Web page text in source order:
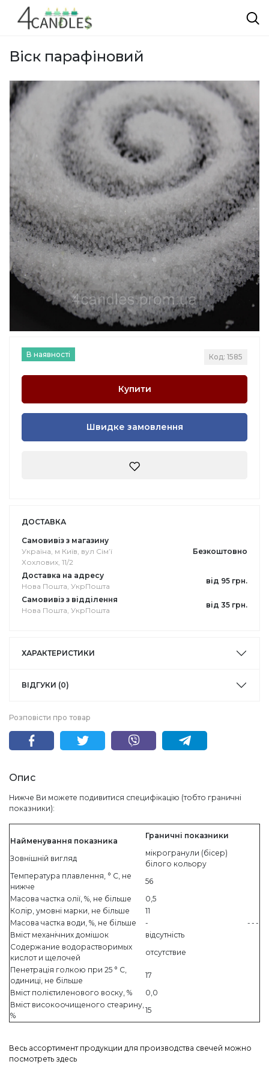
Віск парафіновий
В наявності Код: 1585
Купити
Швидке замовлення
ДОСТАВКА
Самовивіз з магазину
Україна, м Київ, вул Сімʼї
Хохлових, 11/2
Безкоштовно
Доставка на адресу
Нова Пошта, УкрПошта
від 95 грн.
Самовивіз з відділення
Нова Пошта, УкрПошта
від 35 грн.
ХАРАКТЕРИСТИКИ
ВІДГУКИ (0)
Розповісти про товар
Опис
Нижче Ви можете подивитися специфікацію (тобто граничні
показники):
Найменування показника
Граничні показники
Зовнішній вигляд
мікрогранули (бісер)
білого кольору
Температура плавлення, ° С, не
нижче
56
Масова частка олії, %, не більше
0,5
Колір, умовні марки, не більше
11
Масова частка води, %, не більше
- - - -
Вміст механічних домішок
відсутність
Содержание водорастворимых
кислот и щелочей
отсутствие
Пенетрація голкою при 25 ° С,
одиниці, не більше
17
Вміст полієтиленового воску, %
0,0
Вміст високоочищеного стеарину,
%
15
Весь ассортимент продукции для производства свечей можно
посмотреть здесь